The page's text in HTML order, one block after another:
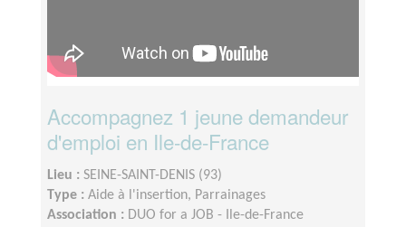
Accompagnez 1 jeune demandeur
d'emploi en Ile-de-France
Lieu : SEINE-SAINT-DENIS (93)
Type : Aide à l'insertion, Parrainages
Association : DUO for a JOB - Ile-de-France